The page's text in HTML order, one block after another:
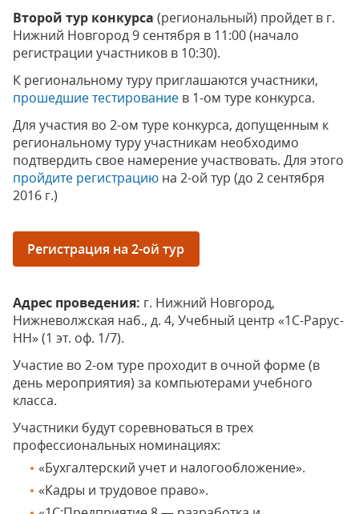
Второй тур конкурса (региональный) пройдет в г.
Нижний Новгород 9 сентября в 11:00 (начало
регистрации участников в 10:30).
К региональному туру приглашаются участники,
прошедшие тестирование в 1-ом туре конкурса.
Для участия во 2-ом туре конкурса, допущенным к
региональному туру участникам необходимо
подтвердить свое намерение участвовать. Для этого
пройдите регистрацию на 2-ой тур (до 2 сентября
2016 г.)
Регистрация на 2-ой тур
Адрес проведения: г. Нижний Новгород,
Нижневолжская наб., д. 4, Учебный центр «1С-Рарус-
НН» (1 эт. оф. 1/7).
Участие во 2-ом туре проходит в очной форме (в
день мероприятия) за компьютерами учебного
класса.
Участники будут соревноваться в трех
профессиональных номинациях:
«Бухгалтерский учет и налогообложение».
«Кадры и трудовое право».